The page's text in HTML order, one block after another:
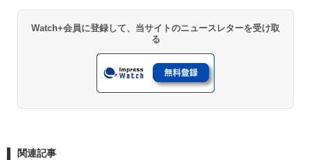
Watch+会員に登録して、当サイトのニュースレターを受け取
る
関連記事